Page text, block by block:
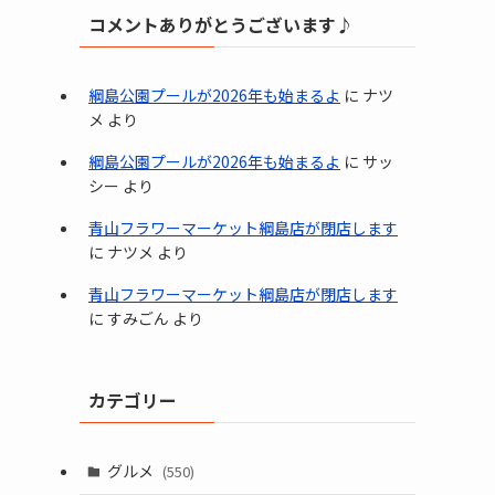
コメントありがとうございます♪
綱島公園プールが2026年も始まるよ に ナツ
メ より
綱島公園プールが2026年も始まるよ に サッ
シー より
青山フラワーマーケット綱島店が閉店します
に ナツメ より
青山フラワーマーケット綱島店が閉店します
に すみごん より
カテゴリー
グルメ (550)